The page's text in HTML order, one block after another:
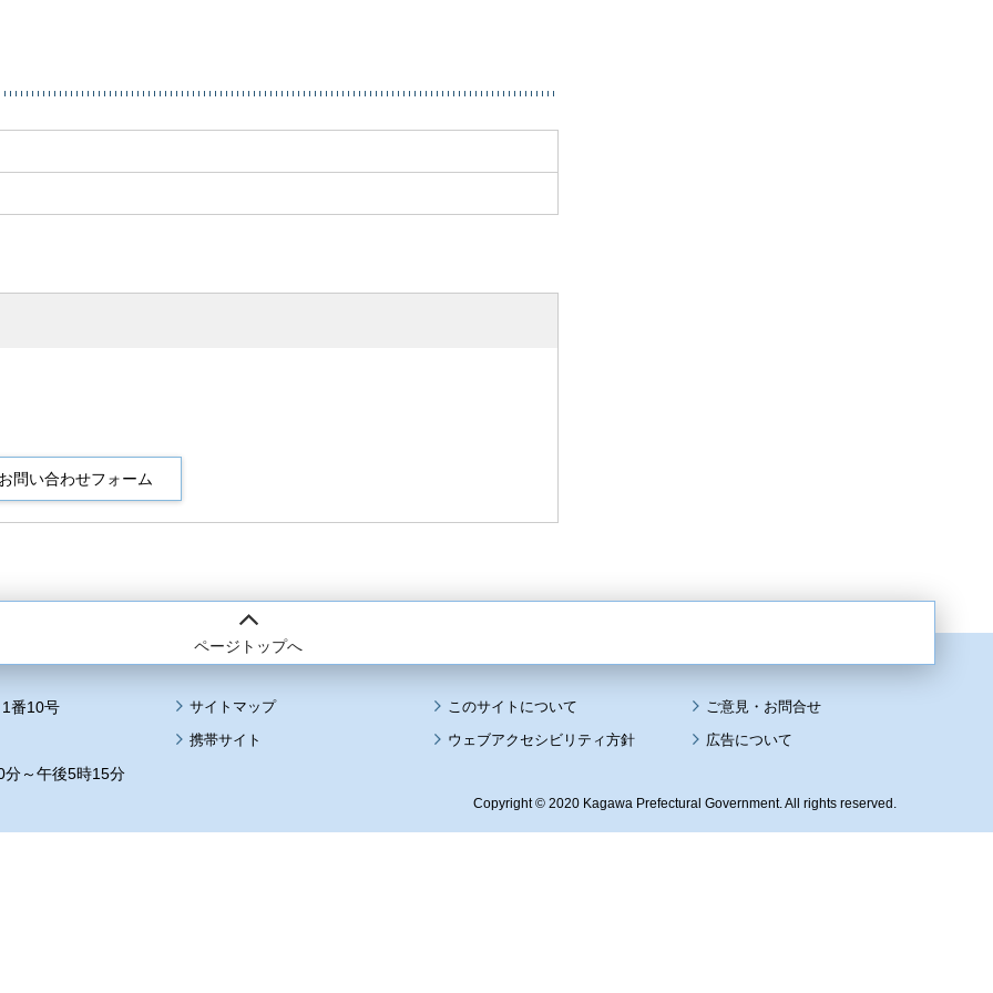
ページトップへ
番10号
分～午後5時15分
サイトマップ
このサイトについて
携帯サイト
ウェブアクセシビリティ方針 広告について
Copyright © 2020 Kagawa Prefectural Government. All rights reserved.